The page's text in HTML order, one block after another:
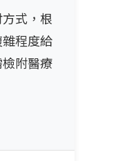
式，根
程度給
附醫療